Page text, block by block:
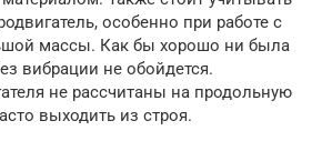
особенно при работе с
массы. Как бы хорошо ни была
вибрации не обойдется.
не рассчитаны на продольную
выходить из строя.